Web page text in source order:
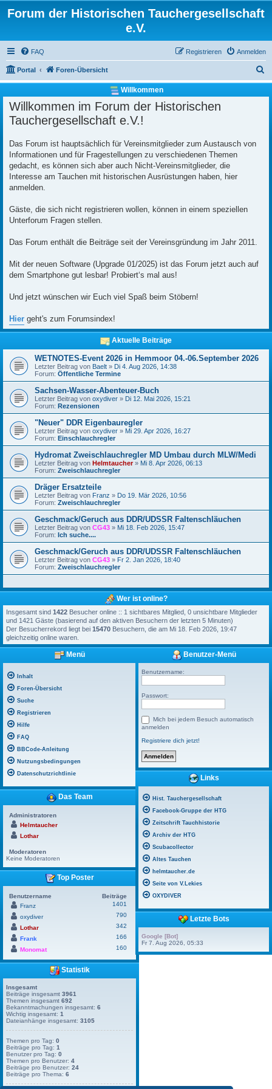
Forum der Historischen Tauchergesellschaft
e.V.
FAQ Anmelden
Registrieren
Portal Foren-Übersicht
u
c
Willkommen
Willkommen im Forum der Historischen
Tauchergesellschaft e.V.!
Das Forum ist hauptsächlich für Vereinsmitglieder zum Austausch von
Informationen und für Fragestellungen zu verschiedenen Themen
gedacht, es können sich aber auch Nicht-Vereinsmitglieder, die
Interesse am Tauchen mit historischen Ausrüstungen haben, hier
anmelden.
Gäste, die sich nicht registrieren wollen, können in einem speziellen
Unterforum Fragen stellen.
Das Forum enthält die Beiträge seit der Vereinsgründung im Jahr 2011.
Mit der neuen Software (Upgrade 01/2025) ist das Forum jetzt auch auf
dem Smartphone gut lesbar! Probiert‘s mal aus!
Und jetzt wünschen wir Euch viel Spaß beim Stöbern!
Hier geht's zum Forumsindex!
Aktuelle Beiträge
WETNOTES-Event 2026 in Hemmoor 04.-06.September 2026
Letzter Beitrag von Baelt » Di 4. Aug 2026, 14:38
Forum: Öffentliche Termine
Sachsen-Wasser-Abenteuer-Buch
Letzter Beitrag von oxydiver » Di 12. Mai 2026, 15:21
Forum: Rezensionen
"Neuer" DDR Eigenbauregler
Letzter Beitrag von oxydiver » Mi 29. Apr 2026, 16:27
Forum: Einschlauchregler
Hydromat Zweischlauchregler MD Umbau durch MLW/Medi
Letzter Beitrag von Helmtaucher» Mi 8. Apr 2026, 06:13
Forum: Zweischlauchregler
Dräger Ersatzteile
Letzter Beitrag von Franz » Do 19. Mär 2026, 10:56
Forum: Zweischlauchregler
Geschmack/Geruch aus DDR/UDSSR Faltenschläuchen
Letzter Beitrag von CG43 » Mi 18. Feb 2026, 15:47
Forum: Ich suche....
Geschmack/Geruch aus DDR/UDSSR Faltenschläuchen
Letzter Beitrag von CG43 » Fr 2. Jan 2026, 18:40
Forum: Zweischlauchregler
Wer ist online?
Insgesamt sind 1422 Besucher online :: 1 sichtbares Mitglied, 0 unsichtbare Mitglieder
und 1421 Gäste (basierend auf den aktiven Besuchern der letzten 5 Minuten)
Der Besucherrekord liegt bei 15470 Besuchern, die am Mi 18. Feb 2026, 19:47
gleichzeitig online waren.
Menü
Inhalt
Foren-Übersicht
Suche
Registrieren
Hilfe
FAQ
BBCode-Anleitung
Nutzungsbedingungen
Datenschutzrichtlinie
Das Team
Administratoren
Helmtaucher
Lothar
Moderatoren
Keine Moderatoren
Top Poster
Benutzername
Beiträge
Franz
1401
oxydiver
790
Lothar
342
Frank
166
Monomat
160
Statistik
Insgesamt
Beiträge insgesamt 3961
Themen insgesamt 692
Bekanntmachungen insgesamt: 6
Wichtig insgesamt: 1
Dateianhänge insgesamt: 3105
Themen pro Tag: 0
Beiträge pro Tag: 1
Benutzer pro Tag: 0
Themen pro Benutzer: 4
Beiträge pro Benutzer: 24
Beiträge pro Thema: 6
Benutzer-Menü
Benutzername:
Passwort:
Mich bei jedem Besuch automatisch
anmelden
Registriere dich jetzt!
Links
Hist. Tauchergesellschaft
Facebook-Gruppe der HTG
Zeitschrift Tauchhistorie
Archiv der HTG
Scubacollector
Altes Tauchen
helmtaucher.de
Seite von V.Lekies
OXYDIVER
Letzte Bots
Google [Bot]
Fr 7. Aug 2026, 05:33